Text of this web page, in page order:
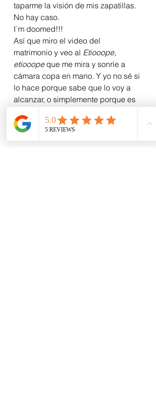
taparme la visión de mis zapatillas.
No hay caso.
I`m doomed!!!
Así que miro el video del
matrimonio y veo al Etiooope,
etiooope que me mira y sonríe a
cámara copa en mano. Y yo no sé si
lo hace porque sabe que lo voy a
alcanzar, o simplemente porque es